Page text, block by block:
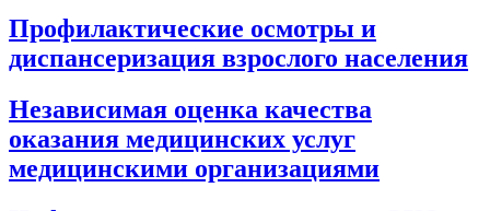
Профилактические осмотры и
диспансеризация взрослого населения
Независимая оценка качества
оказания медицинских услуг
медицинскими организациями